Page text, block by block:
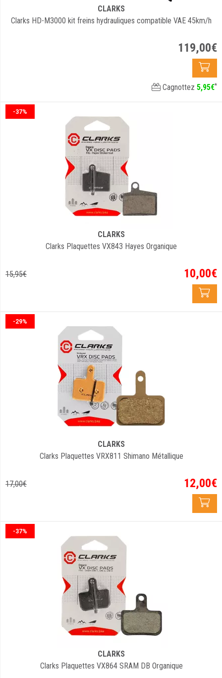
CLARKS
Clarks HD-M3000 kit freins hydrauliques compatible VAE 45km/h
119,00€
Cagnottez 5,95€*
-37%
CLARKS
Clarks Plaquettes VX843 Hayes Organique
15,95€ 10,00€
-29%
CLARKS
Clarks Plaquettes VRX811 Shimano Métallique
17,00€ 12,00€
-37%
CLARKS
Clarks Plaquettes VX864 SRAM DB Organique